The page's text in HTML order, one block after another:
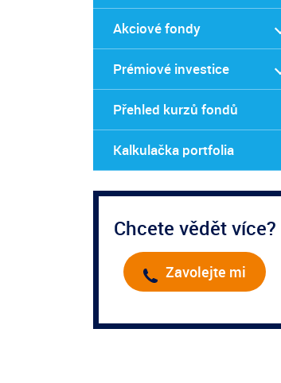
Akciové fondy
Prémiové investice
Přehled kurzů fondů
Kalkulačka portfolia
Chcete vědět více?
Zavolejte mi